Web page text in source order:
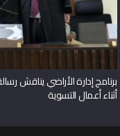
برنامج إدارة الأراضي يناقش
أثناء أعمال التسوية